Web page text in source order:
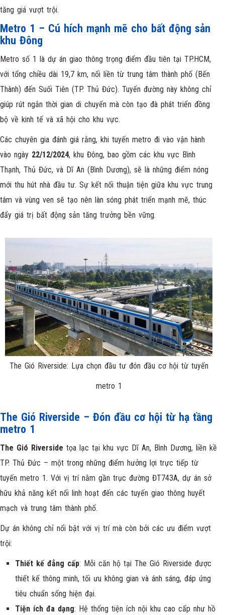
tăng giá vượt trội.
Metro 1 – Cú hích mạnh mẽ cho bất động sản
khu Đông
Metro số 1 là dự án giao thông trọng điểm đầu tiên tại TP.HCM,
với tổng chiều dài 19,7 km, nối liền từ trung tâm thành phố (Bến
Thành) đến Suối Tiên (TP. Thủ Đức). Tuyến đường này không chỉ
giúp rút ngắn thời gian di chuyển mà còn tạo đà phát triển đồng
bộ về kinh tế và xã hội cho khu vực.
Các chuyên gia đánh giá rằng, khi tuyến metro đi vào vận hành
vào ngày 22/12/2024, khu Đông, bao gồm các khu vực Bình
Thạnh, Thủ Đức, và Dĩ An (Bình Dương), sẽ là những điểm nóng
mới thu hút nhà đầu tư. Sự kết nối thuận tiện giữa khu vực trung
tâm và vùng ven sẽ tạo nên làn sóng phát triển mạnh mẽ, thúc
đẩy giá trị bất động sản tăng trưởng bền vững.
The Gió Riverside: Lựa chọn đầu tư đón đầu cơ hội từ tuyến
metro 1
The Gió Riverside – Đón đầu cơ hội từ hạ tầng
metro 1
The Gió Riverside tọa lạc tại khu vực Dĩ An, Bình Dương, liền kề
TP. Thủ Đức – một trong những điểm hưởng lợi trực tiếp từ
tuyến metro 1. Với vị trí nằm gần trục đường ĐT743A, dự án sở
hữu khả năng kết nối linh hoạt đến các tuyến giao thông huyết
mạch và trung tâm thành phố.
Dự án không chỉ nổi bật với vị trí mà còn bởi các ưu điểm vượt
trội:
Thiết kế đẳng cấp: Mỗi căn hộ tại The Gió Riverside được
thiết kế thông minh, tối ưu không gian và ánh sáng, đáp ứng
tiêu chuẩn sống hiện đại.
Tiện ích đa dạng: Hệ thống tiện ích nội khu cao cấp như hồ